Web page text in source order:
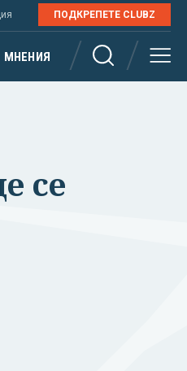
ПОДКРЕПЕТЕ CLUBZ
МНЕНИЯ
се